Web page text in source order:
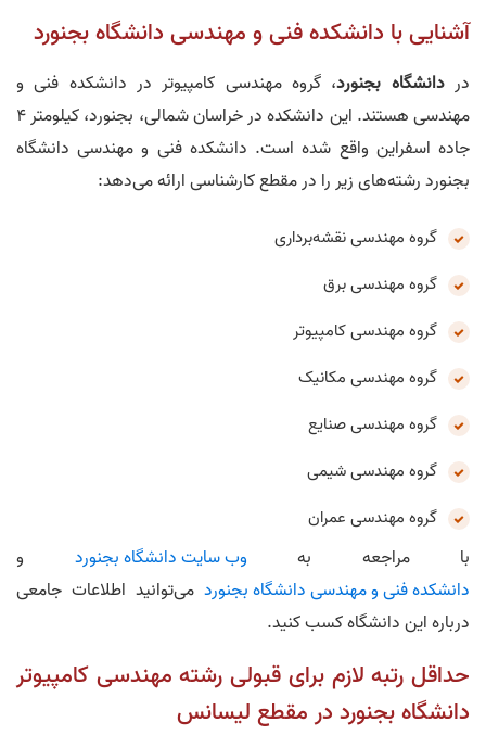
آشنایی با دانشکده فنی و مهندسی دانشگاه بجنورد
دردانشگاه بجنورد، گروه مهندسی کامپیوتر در دانشکده فنی و
مهندسی هستند. این دانشکده در خراسان شمالی، بجنورد، کیلومتر 4
جاده اسفراین واقع شده است. دانشکده فنی و مهندسی دانشگاه
بجنورد رشته‌های زیر را در مقطع کارشناسی ارائه می‌دهد:
گروه مهندسی نقشه‌برداری
گروه مهندسی برق
گروه مهندسی کامپیوتر
گروه مهندسی مکانیک
گروه مهندسی صنایع
گروه مهندسی شیمی
گروه مهندسی عمران
با مراجعه به وب‌ سایت دانشگاه بجنورد و
دانشکده فنی و مهندسی دانشگاه بجنورد می‌توانید اطلاعات جامعی
درباره این دانشگاه کسب کنید.
حداقل رتبه لازم برای قبولی رشته مهندسی کامپیوتر
دانشگاه بجنورد در مقطع لیسانس